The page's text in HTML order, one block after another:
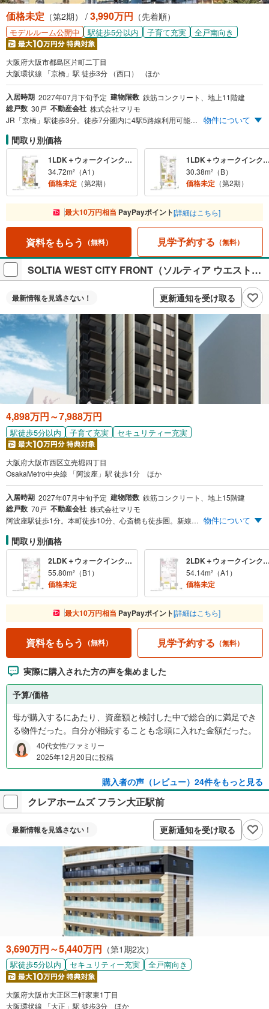
価格未定 （第2期） / 3,990万円 （先着順）
モデルルーム公開中 駅徒歩5分以内 子育て充実 全戸南向き
大阪府大阪市都島区片町二丁目
大阪環状線 「京橋」駅 徒歩3分 （西口） ほか
入居時期 2027年07月下旬予定 建物階数 鉄筋コンクリート、地上11階建
総戸数 30戸 不動産会社 株式会社マリモ
JR「京橋」駅徒歩3分。徒歩7分圏内に4駅5路線利用可能な全邸南向きの30邸。
物件について
間取り別価格
1LDK＋ウォークインクロゼット＋シューズクローク＋防災倉庫
34.72m²（A1）
価格未定 （第2期）
1LDK＋ウォーク
30.38m²（B）
価格未定 （第2期）
最大10万円相当 PayPayポイント[詳細はこちら]
資料をもらう （無料） 見学予約する （無料）
SOLTIA WEST CITY FRONT（ソルティア ウエストシティ フロント）
最新情報を見逃さない！ 更新通知を受け取る
4,898万円～7,988万円
駅徒歩5分以内 子育て充実 セキュリティー充実
大阪府大阪市西区立売堀四丁目
OsakaMetro中央線 「阿波座」駅 徒歩1分 ほか
入居時期 2027年07月中旬予定 建物階数 鉄筋コンクリート、地上15階建
総戸数 70戸 不動産会社 株式会社マリモ
阿波座駅徒歩1分。本町徒歩10分、心斎橋も徒歩圏。新線なにわ筋線が開業すると新駅「西本町（仮称）」も徒歩圏となり大阪2駅＆難波1駅のアクセスに。徒歩8分圏にスーパー5店舗など暮しの利便も身近に。収納にとにかく拘った1LDK～2LDK、ホテルライクな内廊下設計、三面接道の解放感、角住戸率80％。 物件について
間取り別価格
2LDK＋ウォークインクロゼット＋マルチクローク＋トランクルーム
55.80m²（B1）
価格未定
2LDK＋ウォークインクロゼット＋マ
54.14m²（A1）
価格未定
最大10万円相当 PayPayポイント[詳細はこちら]
資料をもらう （無料） 見学予約する （無料）
実際に購入された方の声を集めました
予算/価格
母が購入するにあたり、資産額と検討した中で総合的に満足でき
る物件だった。自分が相続することも念頭に入れた金額だった。
40代女性/ファミリー
2025年12月20日に投稿
購入者の声（レビュー）24件をもっと見る
クレアホームズ フラン大正駅前
最新情報を見逃さない！ 更新通知を受け取る
3,690万円～5,440万円 （第1期2次）
駅徒歩5分以内 セキュリティー充実 全戸南向き
大阪府大阪市大正区三軒家東1丁目
大阪環状線 「大正」駅 徒歩3分 ほか